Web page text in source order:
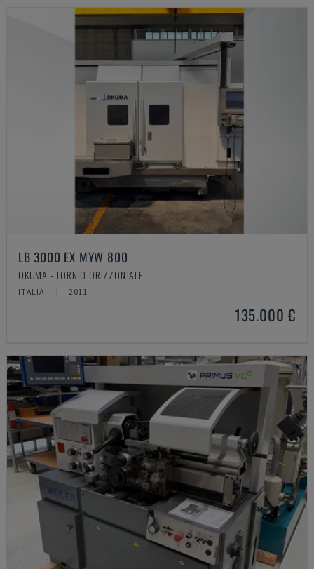
LB 3000 EX MYW 800
OKUMA - TORNIO ORIZZONTALE
ITALIA 2011
135.000 €